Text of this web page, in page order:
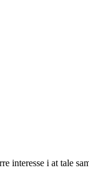
interesse i at tale